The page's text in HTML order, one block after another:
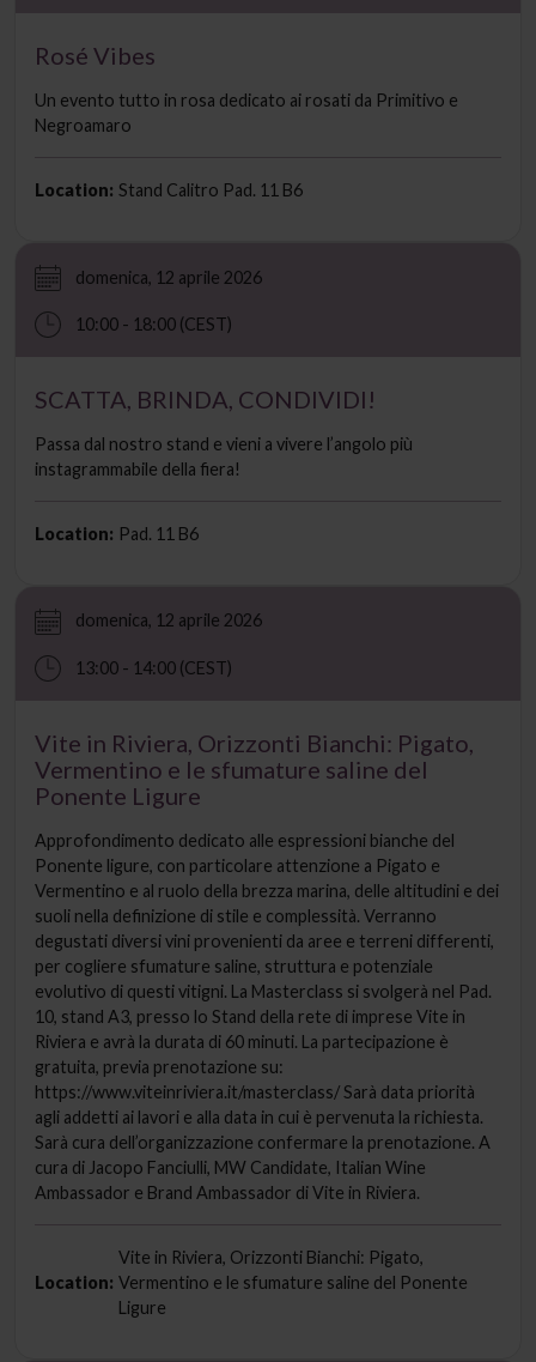
Rosé Vibes
Un evento tutto in rosa dedicato ai rosati da Primitivo e
Negroamaro
Location: Stand Calitro Pad. 11 B6
domenica, 12 aprile 2026
10:00 - 18:00 (CEST)
SCATTA, BRINDA, CONDIVIDI!
Passa dal nostro stand e vieni a vivere l’angolo più
instagrammabile della fiera!
Location: Pad. 11 B6
domenica, 12 aprile 2026
13:00 - 14:00 (CEST)
Vite in Riviera, Orizzonti Bianchi: Pigato,
Vermentino e le sfumature saline del
Ponente Ligure
Approfondimento dedicato alle espressioni bianche del
Ponente ligure, con particolare attenzione a Pigato e
Vermentino e al ruolo della brezza marina, delle altitudini e dei
suoli nella definizione di stile e complessità. Verranno
degustati diversi vini provenienti da aree e terreni differenti,
per cogliere sfumature saline, struttura e potenziale
evolutivo di questi vitigni. La Masterclass si svolgerà nel Pad.
10, stand A3, presso lo Stand della rete di imprese Vite in
Riviera e avrà la durata di 60 minuti. La partecipazione è
gratuita, previa prenotazione su:
https://www.viteinriviera.it/masterclass/ Sarà data priorità
agli addetti ai lavori e alla data in cui è pervenuta la richiesta.
Sarà cura dell’organizzazione confermare la prenotazione. A
cura di Jacopo Fanciulli, MW Candidate, Italian Wine
Ambassador e Brand Ambassador di Vite in Riviera.
Location:
Vite in Riviera, Orizzonti Bianchi: Pigato,
Vermentino e le sfumature saline del Ponente
Ligure